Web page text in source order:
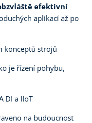
efektivní
aplikací až po
konceptů strojů
je řízení pohybu,
DI a IIoT
na budoucnost